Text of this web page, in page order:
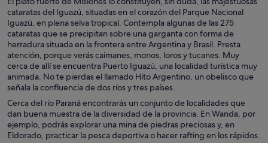
cataratas del Iguazú, situadas en el corazón del Parque Nacional
Iguazú, en plena selva tropical. Contempla algunas de las 275
cataratas que se precipitan sobre una garganta con forma de
herradura situada en la frontera entre Argentina y Brasil. Presta
atención, porque verás caimanes, monos, loros y tucanes. Muy
cerca de allí se encuentra Puerto Iguazú, una localidad turística muy
animada. No te pierdas el llamado Hito Argentino, un obelisco que
señala la confluencia de dos ríos y tres países.
Cerca del río Paraná encontrarás un conjunto de localidades que
dan buena muestra de la diversidad de la provincia. En Wanda, por
ejemplo, podrás explorar una mina de piedras preciosas y, en
Eldorado, practicar la pesca deportiva o hacer rafting en los rápidos.